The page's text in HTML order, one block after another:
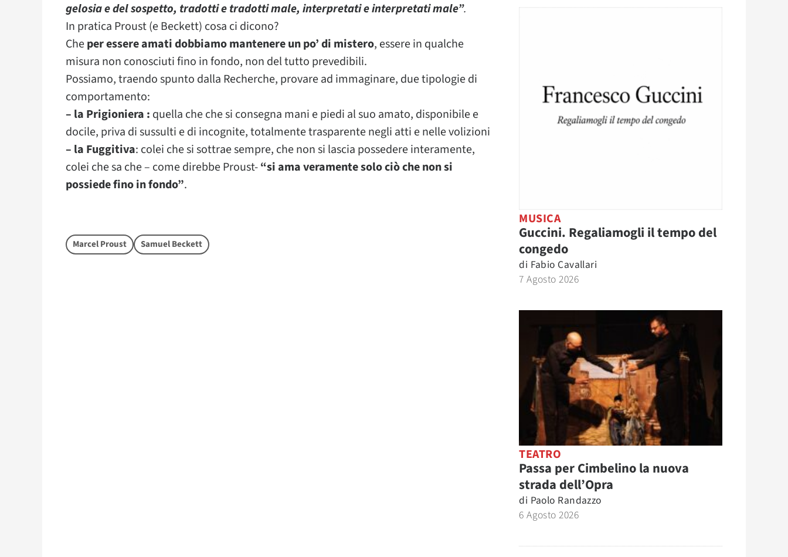
gelosia e del sospetto, tradotti e tradotti male, interpretati e interpretati male”.
In pratica Proust (e Beckett) cosa ci dicono?
Cheper essere amati dobbiamo mantenere un po’ di mistero, essere in qualche
misura non conosciuti fino in fondo, non del tutto prevedibili.
Possiamo, traendo spunto dalla Recherche, provare ad immaginare, due tipologie di
comportamento:
– la Prigioniera : quella che che si consegna mani e piedi al suo amato, disponibile e
docile, priva di sussulti e di incognite, totalmente trasparente negli atti e nelle volizioni
– la Fuggitiva: colei che si sottrae sempre, che non si lascia possedere interamente,
colei che sa che – come direbbe Proust-“si ama veramente solo ciò che non si
possiede fino in fondo”.
Marcel Proust Samuel Beckett
MUSICA
Guccini. Regaliamogli il tempo del
congedo
di Fabio Cavallari
7 Agosto 2026
TEATRO
Passa per Cimbelino la nuova
strada dell’Opra
di Paolo Randazzo
6 Agosto 2026